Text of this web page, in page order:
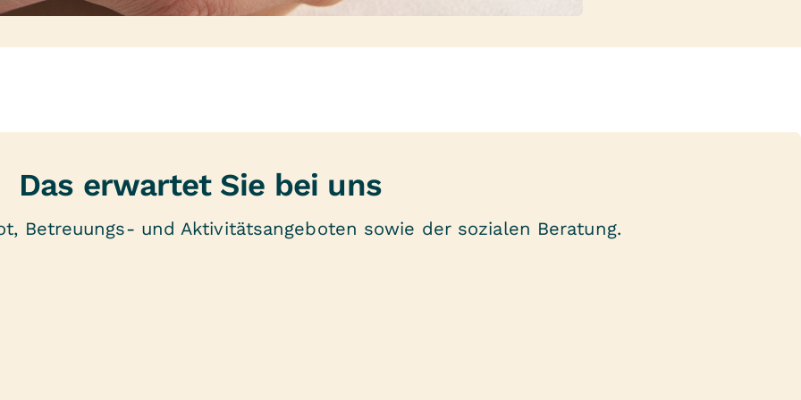
Das erwartet Sie bei uns
Betreuungs- und Aktivitätsangeboten sowie der sozialen Beratung.